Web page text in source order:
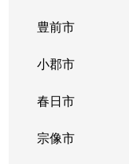
豊前市
小郡市
春日市
宗像市